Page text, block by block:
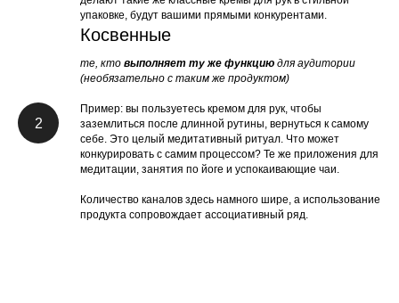
упаковке, будут вашими прямыми конкурентами.
2
Косвенные
те, кто выполняет ту же функцию для аудитории
(необязательно с таким же продуктом)
Пример: вы пользуетесь кремом для рук, чтобы
заземлиться после длинной рутины, вернуться к самому
себе. Это целый медитативный ритуал. Что может
конкурировать с самим процессом? Те же приложения для
медитации, занятия по йоге и успокаивающие чаи.
Количество каналов здесь намного шире, а использование
продукта сопровождает ассоциативный ряд.